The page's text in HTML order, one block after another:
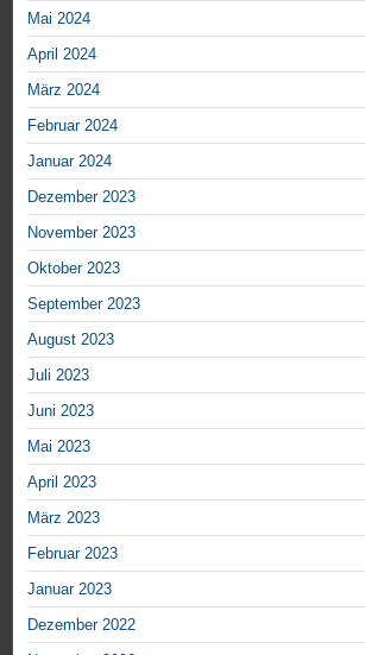
Mai 2024
April 2024
März 2024
Februar 2024
Januar 2024
Dezember 2023
November 2023
Oktober 2023
September 2023
August 2023
Juli 2023
Juni 2023
Mai 2023
April 2023
März 2023
Februar 2023
Januar 2023
Dezember 2022